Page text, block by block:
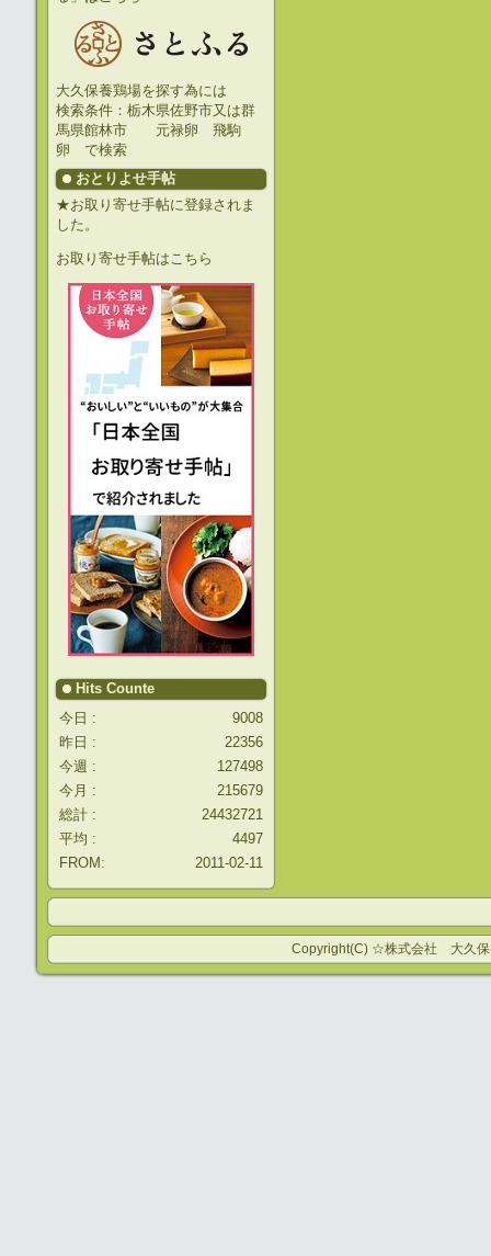
大久保養鶏場を探す為には
検索条件：栃木県佐野市又は群
馬県館林市 元禄卵 飛駒
卵 で検索
おとりよせ手帖
★お取り寄せ手帖に登録されま
した。
お取り寄せ手帖はこちら
Hits Counte
今日 :
9008
昨日 :
22356
今週 :
127498
今月 :
215679
総計 :
24432721
平均 :
4497
FROM:
2011-02-11
Copyright(C) ☆株式会社 大久